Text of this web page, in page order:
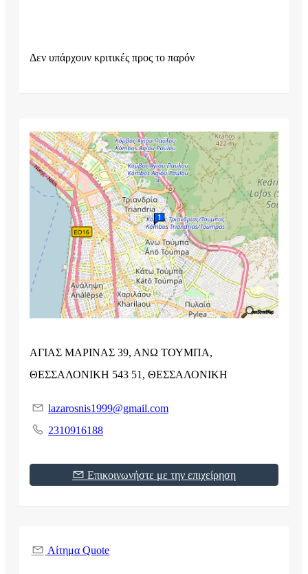
Δεν υπάρχουν κριτικές προς το παρόν
ΑΓΙΑΣ ΜΑΡΙΝΑΣ 39, ΑΝΩ ΤΟΥΜΠΑ,
ΘΕΣΣΑΛΟΝΙΚΗ 543 51, ΘΕΣΣΑΛΟΝΙΚΗ
lazarosnis1999@gmail.com
2310916188
Επικοινωνήστε με την επιχείρηση
Αίτημα Quote